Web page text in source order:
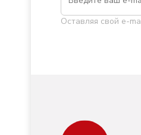
Оставляя свой e-